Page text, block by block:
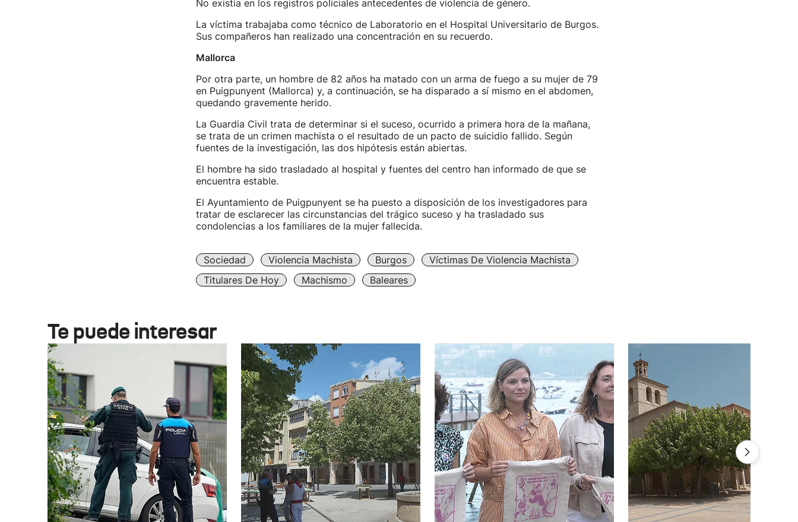
No existía en los registros policiales antecedentes de violencia de género.
La víctima trabajaba como técnico de Laboratorio en el Hospital Universitario de Burgos.
Sus compañeros han realizado una concentración en su recuerdo.
Mallorca
Por otra parte, un hombre de 82 años ha matado con un arma de fuego a su mujer de 79
en Puigpunyent (Mallorca) y, a continuación, se ha disparado a sí mismo en el abdomen,
quedando gravemente herido.
La Guardia Civil trata de determinar si el suceso, ocurrido a primera hora de la mañana,
se trata de un crimen machista o el resultado de un pacto de suicidio fallido. Según
fuentes de la investigación, las dos hipótesis están abiertas.
El hombre ha sido trasladado al hospital y fuentes del centro han informado de que se
encuentra estable.
El Ayuntamiento de Puigpunyent se ha puesto a disposición de los investigadores para
tratar de esclarecer las circunstancias del trágico suceso y ha trasladado sus
condolencias a los familiares de la mujer fallecida.
Sociedad Violencia Machista Burgos
Víctimas De Violencia Machista
Titulares De Hoy
Machismo Baleares
Te puede interesar